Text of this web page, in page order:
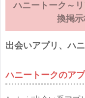
ハニートーク～
換掲
出会いアプリ、ハ
ハニートークのア